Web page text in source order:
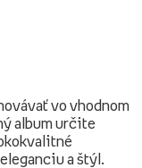
vo vhodnom
album určite
a štýl.